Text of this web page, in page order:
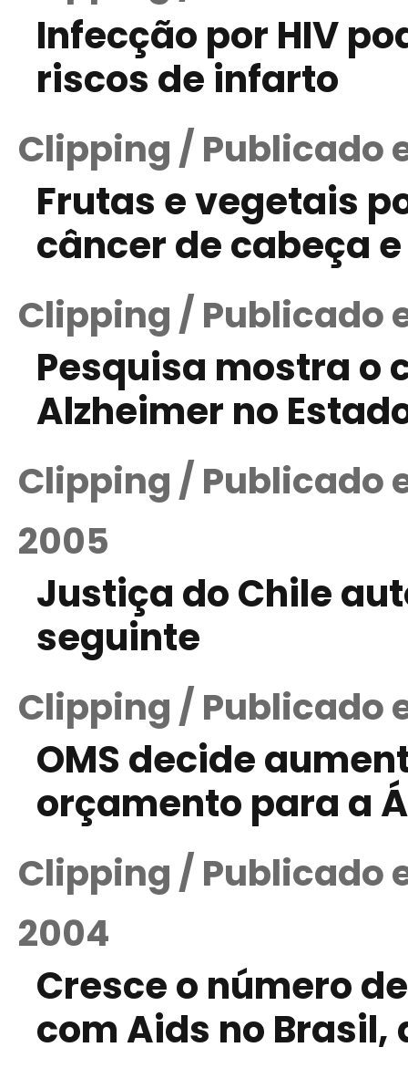
Infecção por HIV
riscos de infarto
Clipping / Publicado
Frutas e vegetais
câncer de cabeça
Clipping / Publicado
Pesquisa mostra o
Alzheimer no
Clipping / Publicado
2005
Justiça do Chile
seguinte
Clipping / Publicado
OMS decide
orçamento para a
Clipping / Publicado
2004
Cresce o número
com Aids no Brasil,